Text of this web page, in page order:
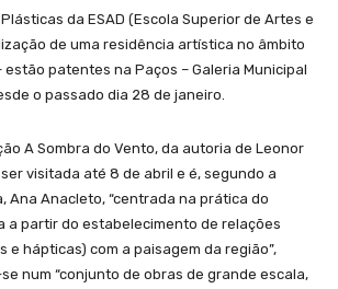
da ESAD (Escola Superior de Artes e
de uma residência artística no âmbito
estão patentes na Paços – Galeria Municipal
o passado dia 28 de janeiro.
A Sombra do Vento, da autoria de Leonor
visitada até 8 de abril e é, segundo a
Ana Anacleto, “centrada na prática do
a partir do estabelecimento de relações
e hápticas) com a paisagem da região”,
num “conjunto de obras de grande escala,